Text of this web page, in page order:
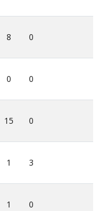
8 0
0 0
15 0
1 3
1 0